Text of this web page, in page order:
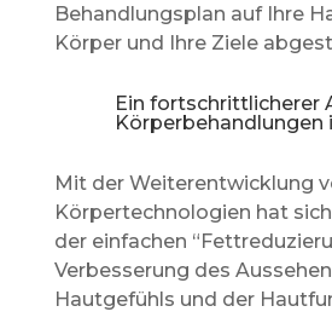
Behandlungsplan auf Ihre
Körper und Ihre Ziele
Ein fortschrittlicherer
Körperbehandlungen
Mit der Weiterentwicklung
Körpertechnologien hat
der einfachen
Verbesserung des
Hautgefühls und der